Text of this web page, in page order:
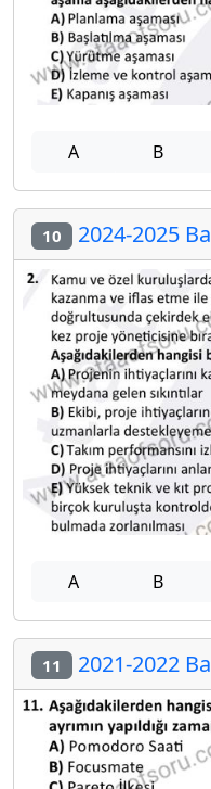
A B
10 2024-2025
A B
11 2021-2022